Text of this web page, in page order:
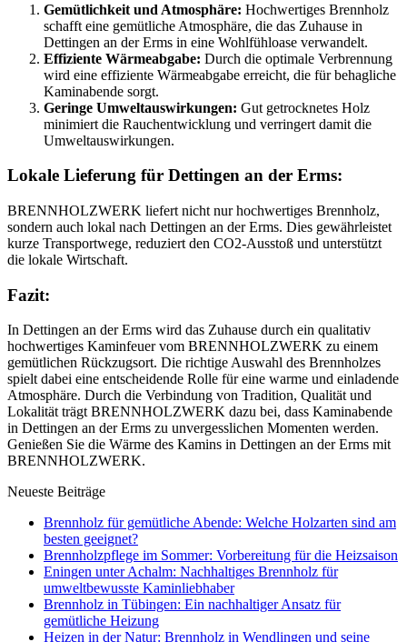
Gemütlichkeit und Atmosphäre: Hochwertiges Brennholz
schafft eine gemütliche Atmosphäre, die das Zuhause in
Dettingen an der Erms in eine Wohlfühloase verwandelt.
Effiziente Wärmeabgabe: Durch die optimale Verbrennung
wird eine effiziente Wärmeabgabe erreicht, die für behagliche
Kaminabende sorgt.
Geringe Umweltauswirkungen: Gut getrocknetes Holz
minimiert die Rauchentwicklung und verringert damit die
Umweltauswirkungen.
Lokale Lieferung für Dettingen an der Erms:
BRENNHOLZWERK liefert nicht nur hochwertiges Brennholz,
sondern auch lokal nach Dettingen an der Erms. Dies gewährleistet
kurze Transportwege, reduziert den CO2-Ausstoß und unterstützt
die lokale Wirtschaft.
Fazit:
In Dettingen an der Erms wird das Zuhause durch ein qualitativ
hochwertiges Kaminfeuer vom BRENNHOLZWERK zu einem
gemütlichen Rückzugsort. Die richtige Auswahl des Brennholzes
spielt dabei eine entscheidende Rolle für eine warme und einladende
Atmosphäre. Durch die Verbindung von Tradition, Qualität und
Lokalität trägt BRENNHOLZWERK dazu bei, dass Kaminabende
in Dettingen an der Erms zu unvergesslichen Momenten werden.
Genießen Sie die Wärme des Kamins in Dettingen an der Erms mit
BRENNHOLZWERK.
Neueste Beiträge
Brennholz für gemütliche Abende: Welche Holzarten sind am
besten geeignet?
Brennholzpflege im Sommer: Vorbereitung für die Heizsaison
Eningen unter Achalm: Nachhaltiges Brennholz für
umweltbewusste Kaminliebhaber
Brennholz in Tübingen: Ein nachhaltiger Ansatz für
gemütliche Heizung
Heizen in der Natur: Brennholz in Wendlingen und seine